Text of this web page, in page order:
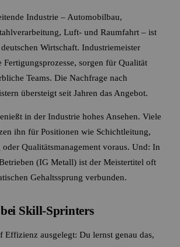
Industrie – Automobilbau,
Luft- und Raumfahrt – ist
Wirtschaft. Industriemeister
Fertigungsprozesse, sorgen für Qualität
Teams. Die Nachfrage nach
übersteigt seit Jahren das Angebot.
in der Industrie hohes Ansehen. Viele
ihn für Positionen wie Schichtleitung,
Qualitätsmanagement voraus. Und: In
(IG Metall) ist der Meistertitel oft
Gehaltssprung verbunden.
Skill-Sprinters
Effizienz ausgelegt: Du lernst genau das,